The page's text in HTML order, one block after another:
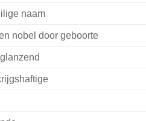
naam
nobel door geboorte